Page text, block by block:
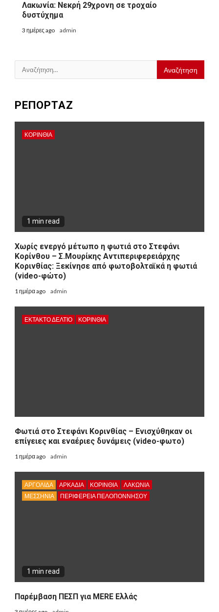
Λακωνία: Νεκρή 29χρονη σε τροχαίο
δυστύχημα
3 ημέρες ago admin
Αναζήτηση
για:
ΡΕΠΟΡΤΑΖ
ΚΟΡΙΝΘΊΑ
1 min read
Χωρίς ενεργό μέτωπο η φωτιά στο Στεφάνι
Κορίνθου – Σ.Μουρίκης Αντιπεριφερειάρχης
Κορινθίας: Ξεκίνησε από φωτοβολταϊκά η φωτιά
(video-φώτο)
1 ημέρα ago admin
ΕΚΤΑΚΤΟ ΔΕΛΤΙΟ ΚΟΡΙΝΘΊΑ
Φωτιά στο Στεφάνι Κορινθίας – Ενισχύθηκαν οι
επίγειες και εναέριες δυνάμεις (video-φωτο)
1 ημέρα ago admin
ΑΡΓΟΛΙΔΑ ΑΡΚΑΔΊΑ ΚΟΡΙΝΘΊΑ
ΛΑΚΩΝΙΑ
ΜΕΣΣΗΝΙΑ
ΠΕΡΙΦΈΡΕΙΑ ΠΕΛΟΠΟΝΝΉΣΟΥ
1 min read
Παρέμβαση ΠΕΣΠ για MERE Ελλάς